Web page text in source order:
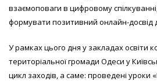
взаємоповаги в цифровому
формувати позитивний онлайн-досвід
У рамках цього дня у закладах освіти
територіальної громади Одеси у
цикл заходів, а саме: проведені уроки